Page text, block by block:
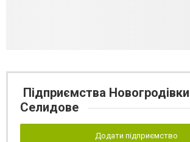
Підприємства
Селидове
Додати підприємство